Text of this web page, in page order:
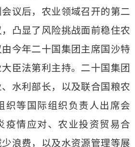
议后，农业领域召开的第二
凸显了风险挑战面前稳住农
今年二十国集团主席国沙特
臣法第利主持。二十国集团
水利部长，以及联合国粮农
织等国际组织负责人出席会
疫情应对、农业投资贸易合
浪费，以及水资源管理等展